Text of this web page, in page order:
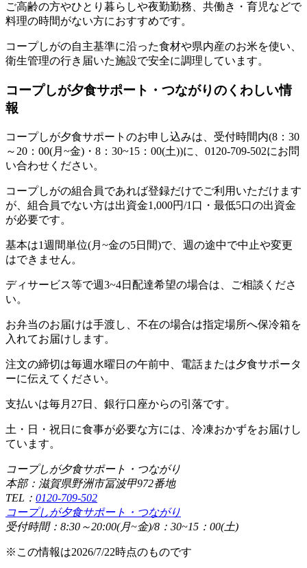
ご高齢の方やひとり暮らしや夜勤勤務、共働き・育児などで
料理の時間がない方におすすめです。
コープしがの自主基準に沿った食材や県内産のお米を使い、
衛生管理の行き届いた施設で安全に調理しています。
コープしが夕食サポート・つながりのくわしい情
報
コープしが夕食サポートのお申し込みは、受付時間内(8：30
～20：00(月~金)・8：30~15：00(土))に、0120-709-502にお問
い合わせください。
コープしがの組合員であれば登録だけでご利用いただけます
が、組合員でない方は出資金1,000円/1口・最低5口の出資金
が必要です。
基本は1週間単位(月~金の5日間)で、週の途中で中止や変更
はできません。
ディサービス等で週3~4日配達希望の場合は、ご相談くださ
い。
お弁当のお届けは手渡し、不在の場合は指定場所へ保冷箱を
入れてお届けします。
注文の締切は毎週水曜日の午前中、電話または夕食サポータ
ーに伝えてください。
支払いは毎月27日、銀行口座からの引落です。
土・日・祝日に食事が必要な方には、冷凍おかずをお届けし
ています。
コープしが夕食サポート・つながり
本部：滋賀県野洲市冨波甲972番地
TEL： 0120-709-502
コープしが夕食サポート・つながり
受付時間：8:30～20:00(月~金)/8：30~15：00(土)
※この情報は2026/7/22時点のものです